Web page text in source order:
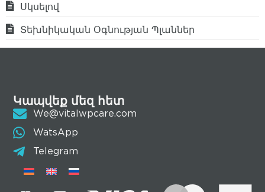
Սկսելով
Տեխնիկական Օգնության Պլաններ
Կապվեք մեզ հետ
We@vitalwpcare.com
WatsApp
Telegram